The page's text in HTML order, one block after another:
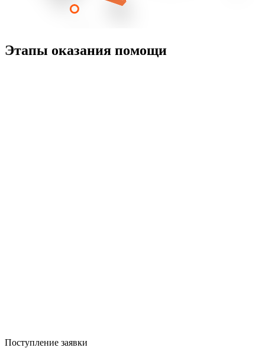
Этапы оказания помощи
Поступление заявки